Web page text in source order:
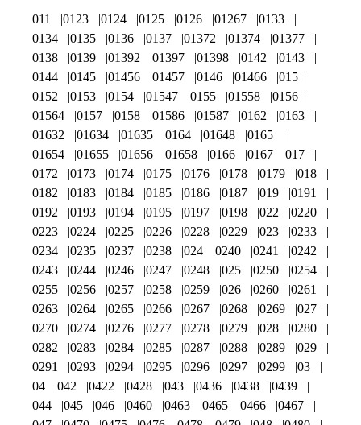
011 0123 0124 0125 0126 01267
0133
0134
0135 0136 0137 01372 01374
01377
0138
0139 01392 01397 01398 0142
0143
0144
0145 01456 01457 0146 01466
015
0152
0153 0154 01547 0155 01558
0156
01564
0157 0158 01586 01587 0162
0163
01632
01634 01635 0164 01648
0165
01654
01655 01656 01658 0166 0167
017
0172
0173 0174 0175 0176 0178 0179
018
0182
0183 0184 0185 0186 0187 019
0191
0192
0193 0194 0195 0197 0198 022
0220
0223
0224 0225 0226 0228 0229 023
0233
0234
0235 0237 0238 024 0240 0241
0242
0243
0244 0246 0247 0248 025 0250
0254
0255
0256 0257 0258 0259 026 0260
0261
0263
0264 0265 0266 0267 0268 0269
027
0270
0274 0276 0277 0278 0279 028
0280
0282
0283 0284 0285 0287 0288 0289
029
0291
0293 0294 0295 0296 0297 0299
03
04
042 0422 0428 043 0436 0438
0439
044
045 046 0460 0463 0465 0466
0467